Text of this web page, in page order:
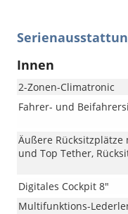
Innen
2-Zonen-Climatronic
Fahrer- und
Äußere Rücksitzplätze
und Top Tether,
Digitales Cockpit 8"
Multifunktions-